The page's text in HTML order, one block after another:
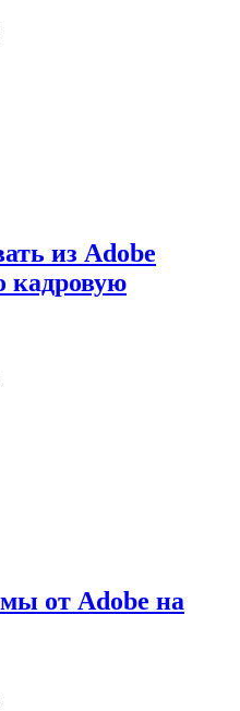
из Adobe
кадровую
от Adobe на